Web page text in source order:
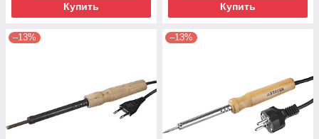
Купить Купить
–13% –13%